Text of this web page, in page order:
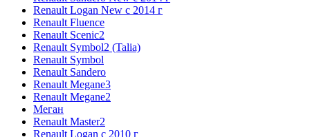
Renault Logan New с 2014 г
Renault Fluence
Renault Scenic2
Renault Symbol2 (Talia)
Renault Symbol
Renault Sandero
Renault Megane3
Renault Megane2
Меган
Renault Master2
Renault Logan c 2010 г